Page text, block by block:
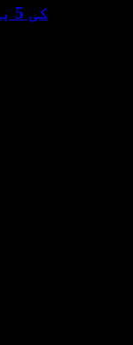
2026 کی 5 بہترین وائس ایجنٹ کمپنیاں